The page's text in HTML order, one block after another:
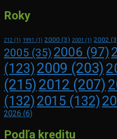
Roky
212 (1) 1991 (1) 2000 (3) 2001 (1) 2002
2005 (35) 2006 (97)
(123)2009 (203)
(215) 2012 (207)
(132)2015 (132)
2026 (6)
Podľa kreditu